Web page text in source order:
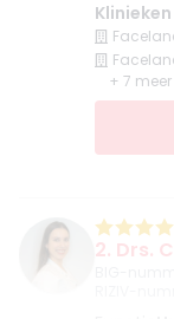
Klinieken
+ 7 meer
2. Drs.